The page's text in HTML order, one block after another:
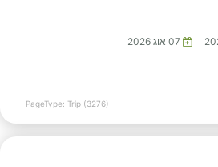
07 אוג 2026
PageType: Trip (3276)